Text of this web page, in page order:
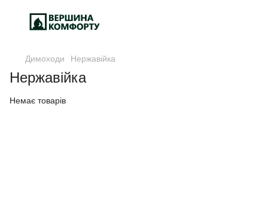
Димоходи Нержавійка
Нержавійка
Немає товарів